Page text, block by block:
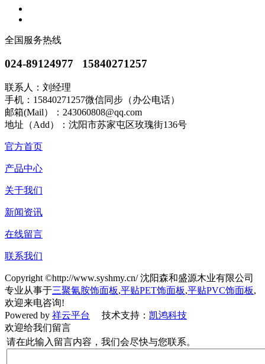
全国服务热线
024-89124977 15840271257
联系人：刘经理
手机：15840271257微信同步（办公电话）
邮箱(Mail）：243060808@qq.com
地址（Add）：沈阳市苏家屯区玫瑰街136号
官方首页
产品中心
关于我们
新闻资讯
在线留言
联系我们
Copyright ©http://www.syshmy.cn/ 沈阳森和盛源木业有限公司
专业从事于三聚氰胺饰面板,平贴PET饰面板,平贴PVC饰面板,
欢迎来电咨询!
Powered by 祥云平台 技术支持： 凯鸿科技
欢迎给我们留言
请在此输入留言内容，我们会尽快与您联系。